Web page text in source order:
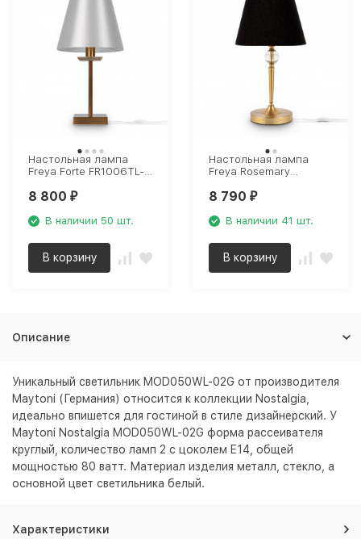
Настольная лампа
Freya Forte FR1006TL-
8 800 ₽
В наличии 50 шт.
В корзину
Настольная лампа
Freya Rosemary
8 790 ₽
В наличии 41 шт.
В корзину
Описание
Уникальный светильник MOD050WL-02G от производителя
Maytoni (Германия) относится к коллекции Nostalgia,
идеально впишется для гостиной в стиле дизайнерский. У
Maytoni Nostalgia MOD050WL-02G форма рассеивателя
круглый, количество ламп 2 с цоколем E14, общей
мощностью 80 ватт. Материал изделия металл, стекло, а
основной цвет светильника белый.
Характеристики